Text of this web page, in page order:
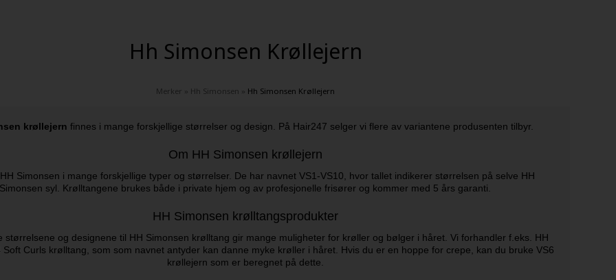
Hh Simonsen Krøllejern
Merker » Hh Simonsen » Hh Simonsen Krøllejern
krøllejern finnes i mange forskjellige størrelser og design. På Hair247 selger vi flere av variantene produsenten tilbyr.
Om HH Simonsen krøllejern
Simonsen i mange forskjellige typer og størrelser. De har navnet VS1-VS10, hvor tallet indikerer størrelsen på selve HH
Simonsen syl. Krølltangene brukes både i private hjem og av profesjonelle frisører og kommer med 5 års garanti.
HH Simonsen krølltangsprodukter
størrelsene og designene til HH Simonsen krølltang gir mange muligheter for krøller og bølger i håret. Vi forhandler f.eks. HH
Soft Curls krølltang, som som navnet antyder kan danne myke krøller i håret. Hvis du er en hoppe for crepe, kan du bruke VS6
krøllejern som er beregnet på dette.